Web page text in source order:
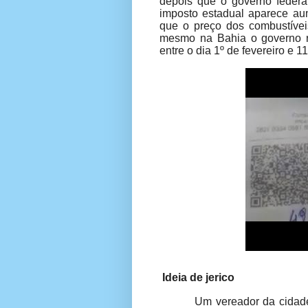
imposto estadual aparece
que o preço dos
mesmo na Bahia o governo
entre o dia 1º de fevereiro e
Ideia de jerico
Um vereador da